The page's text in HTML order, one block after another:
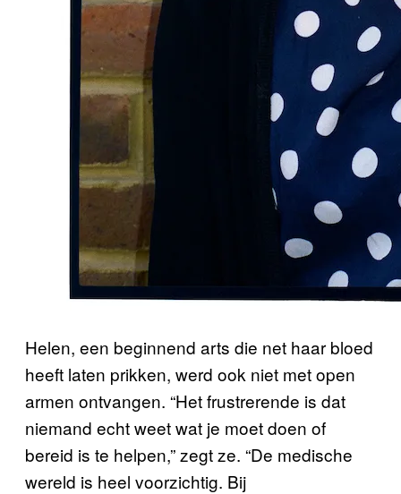
Helen, een beginnend arts die net haar bloed
heeft laten prikken, werd ook niet met open
armen ontvangen. “Het frustrerende is dat
niemand echt weet wat je moet doen of
bereid is te helpen,” zegt ze. “De medische
wereld is heel voorzichtig. Bij